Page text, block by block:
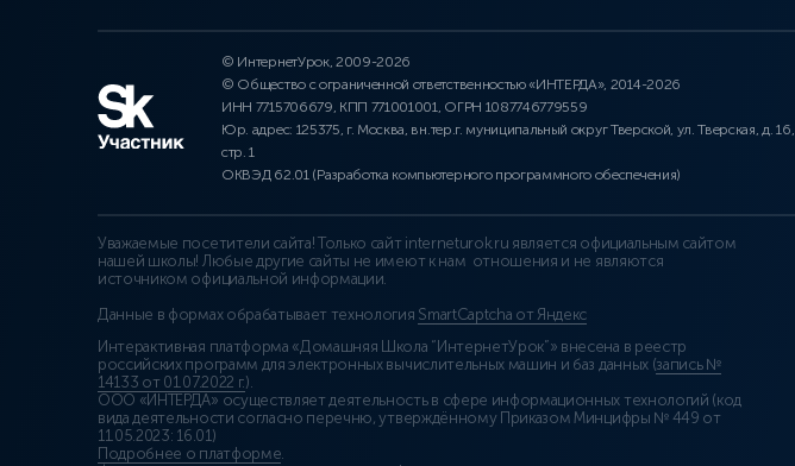
© ИнтернетУрок, 2009-2026
© Общество с ограниченной ответственностью «ИНТЕРДА», 2014-2026
ИНН 7715706679, КПП 771001001, ОГРН 1087746779559
Юр. адрес: 125375, г. Москва, вн.тер.г. муниципальный округ Тверской, ул. Тверская, д. 16,
стр. 1
ОКВЭД 62.01 (Разработка компьютерного программного обеспечения)
Уважаемые посетители сайта! Только сайт interneturok.ru является официальным сайтом
нашей школы! Любые другие сайты не имеют к нам отношения и не являются
источником официальной информации.
Данные в формах обрабатывает технология SmartCaptcha от Яндекс
Интерактивная платформа «Домашняя Школа “ИнтернетУрок”» внесена в реестр
российских программ для электронных вычислительных машин и баз данных (запись №
14133 от 01.07.2022 г.).
ООО «ИНТЕРДА» осуществляет деятельность в сфере информационных технологий (код
вида деятельности согласно перечню, утверждённому Приказом Минцифры № 449 от
11.05.2023: 16.01)
Подробнее о платформе.